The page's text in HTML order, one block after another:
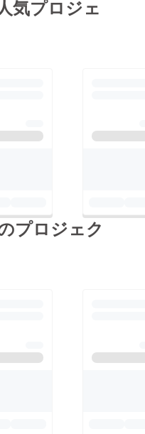
気プロジェ
プロジェク